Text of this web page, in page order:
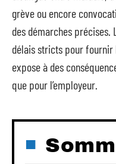
grève ou encore
des démarches
délais stricts pour
expose à des
que pour l’employeur.